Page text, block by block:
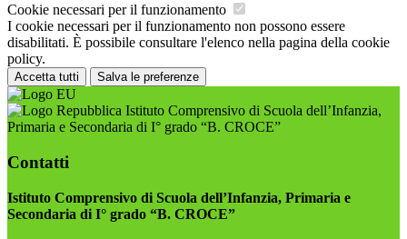
Cookie necessari per il funzionamento
I cookie necessari per il funzionamento non possono essere
disabilitati. È possibile consultare l'elenco nella pagina della cookie
policy.
Accetta tutti Salva le preferenze
Istituto Comprensivo di Scuola dell’Infanzia,
Primaria e Secondaria di I° grado “B. CROCE”
Contatti
Istituto Comprensivo di Scuola dell’Infanzia, Primaria e
Secondaria di I° grado “B. CROCE”